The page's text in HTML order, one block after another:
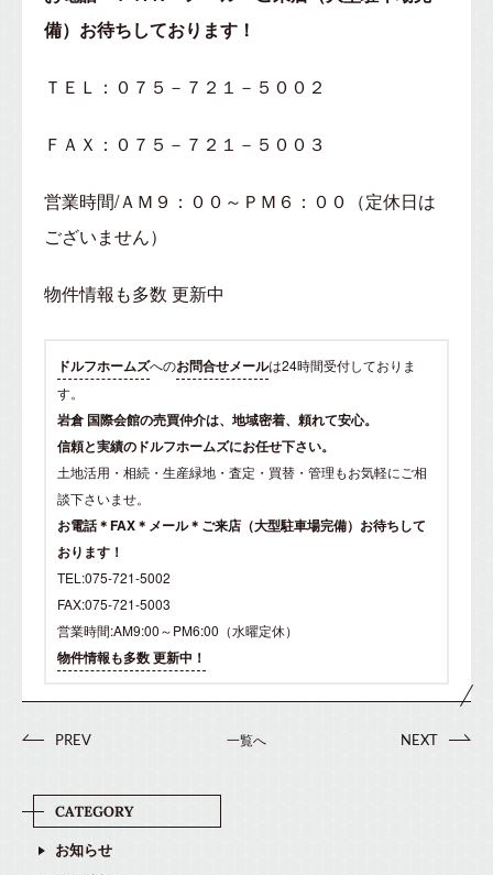
備）お待ちしております！
ＴＥＬ：０７５－７２１－５００２
ＦＡＸ：０７５－７２１－５００３
営業時間/ＡＭ９：００～ＰＭ６：００（定休日は
ございません）
物件情報も多数 更新中
ドルフホームズへのお問合せメールは24時間受付しておりま
す。
岩倉 国際会館の売買仲介は、地域密着、頼れて安心。
信頼と実績のドルフホームズにお任せ下さい。
土地活用・相続・生産緑地・査定・買替・管理もお気軽にご相
談下さいませ。
お電話＊FAX＊メール＊ご来店（大型駐車場完備）お待ちして
おります！
TEL:075-721-5002
FAX:075-721-5003
営業時間:AM9:00～PM6:00（水曜定休）
物件情報も多数 更新中！
PREV 一覧へ NEXT
お知らせ